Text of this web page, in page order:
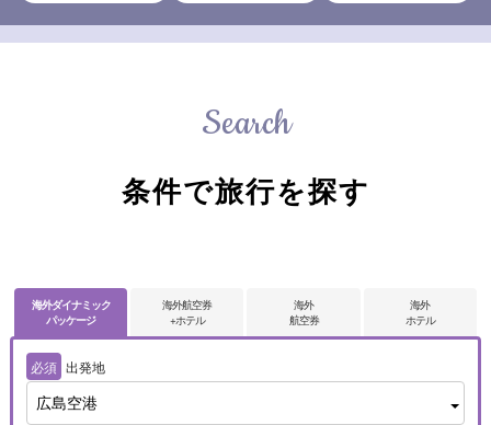
Search
条件で旅行を探す
海外ダイナミック
パッケージ
海外航空券
+ホテル
海外
航空券
海外
ホテル
必須 出発地
広島空港